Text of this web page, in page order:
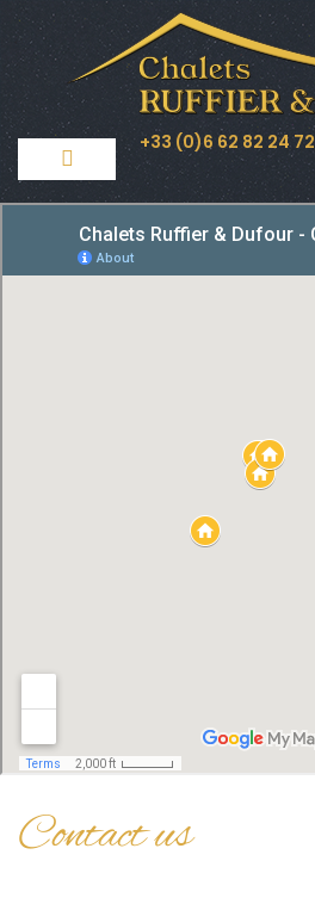
+33 (0)6 62 82 24 72
Contact us